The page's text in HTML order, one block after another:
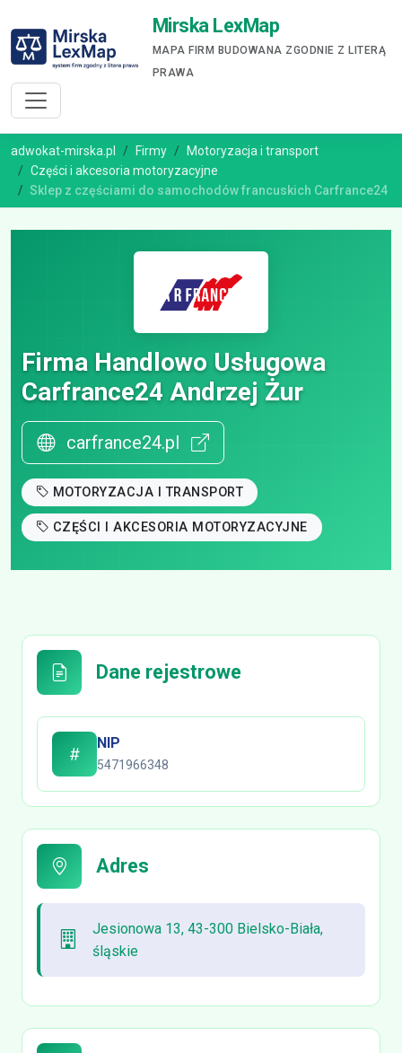
Mirska LexMap
MAPA FIRM BUDOWANA ZGODNIE Z LITERĄ
PRAWA
adwokat-mirska.pl Firmy
Motoryzacja i transport
Części i akcesoria motoryzacyjne
Sklep z częściami do samochodów francuskich Carfrance24
Firma Handlowo Usługowa
Carfrance24 Andrzej Żur
carfrance24.pl
MOTORYZACJA I TRANSPORT
CZĘŚCI I AKCESORIA MOTORYZACYJNE
Dane rejestrowe
NIP
5471966348
Adres
Jesionowa 13, 43-300 Bielsko-Biała,
śląskie